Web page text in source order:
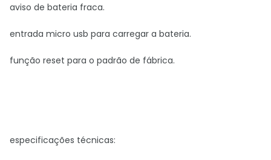
aviso de bateria fraca.
entrada micro usb para carregar a bateria.
função reset para o padrão de fábrica.
especificações técnicas: